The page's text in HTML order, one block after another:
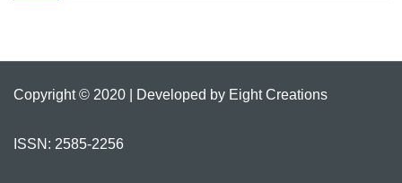
Copyright © 2020 | Developed by Eight Creations
ISSN: 2585-2256